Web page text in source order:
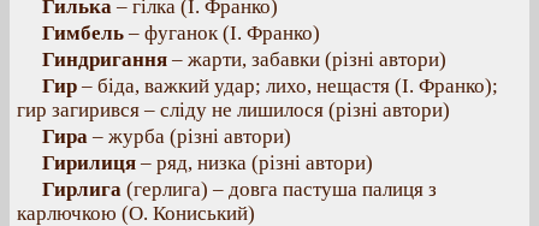
Гилька – гілка (І. Франко)
Гимбель – фуганок (І. Франко)
Гиндригання – жарти, забавки (різні автори)
Гир – біда, важкий удар; лихо, нещастя (І. Франко);
гир загирився – сліду не лишилося (різні автори)
Гира – журба (різні автори)
Гирилиця – ряд, низка (різні автори)
Гирлига (герлига) – довга пастуша палиця з
карлючкою (О. Кониський)